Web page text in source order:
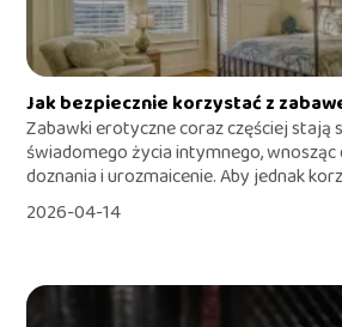
Jak bezpiecznie korzystać z
Zabawki erotyczne coraz częściej stają
świadomego życia intymnego,
doznania i urozmaicenie. Aby jednak
2026-04-14